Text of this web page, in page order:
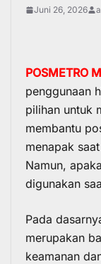
Juni 26, 2026
POSMETRO
penggunaan
pilihan untuk
membantu
menapak
Namun,
digunakan
Pada
merupakan
keamanan